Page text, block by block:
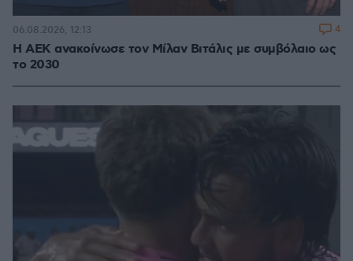
H ΑΕΚ ανακοίνωσε τον Μίλαν Βιτάλις με συμβόλαιο ως
το 2030
06.08.2026, 12:13 4